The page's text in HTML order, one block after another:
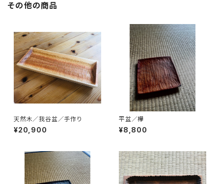
その他の商品
天然木／我谷盆／手作り
¥20,900
平盆／欅
¥8,800